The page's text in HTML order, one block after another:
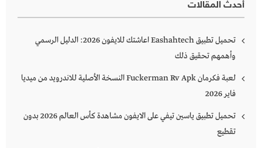
أحدث المقالات
تحميل تطبيق Eashahtech اعاشتك للايفون 2026: الدليل الرسمي
وأهمهم تحقيق ذلك
لعبة فكرمان Fuckerman Rv Apk النسخة الأصلية للاندرويد من ميديا
فاير 2026
تحميل تطبيق ياسين تيفي على الايفون مشاهدة كأس العالم 2026 بدون
تقطيع